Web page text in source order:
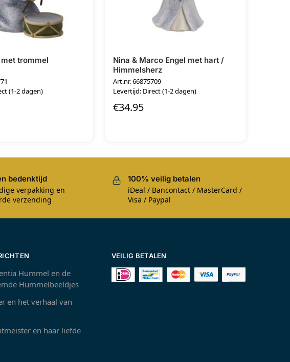
met trommel
(1-2 dagen)
Nina & Marco Engel met hart /
Himmelsherz
Art.nr. 66875709
Levertijd: Direct (1-2 dagen)
€34.95
bedenktijd
verpakking en
verzending
100% veilig betalen
iDeal / Bancontact / MasterCard /
Visa / Paypal
Hummel en de
Hummelbeeldjes
en het verhaal van
en haar liefde
VEILIG BETALEN